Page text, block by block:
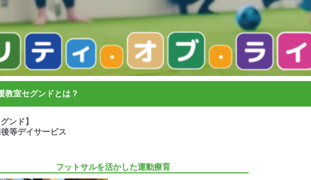
教室セグンドとは？
ンド】
等デイサービス
フットサルを活かした運動療育